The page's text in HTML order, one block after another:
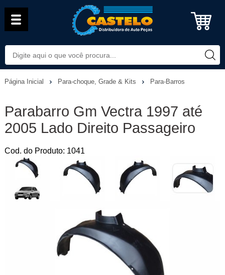
Página Inicial Para-choque, Grade & Kits Para-Barros
Parabarro Gm Vectra 1997 até
2005 Lado Direito Passageiro
Cod. do Produto: 1041